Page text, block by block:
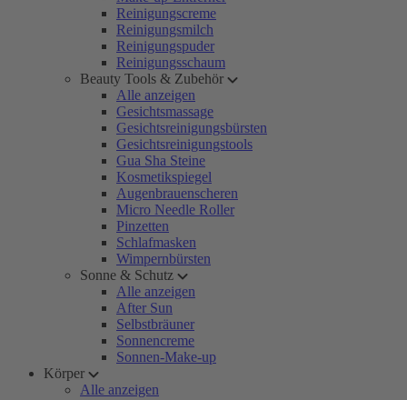
Reinigungscreme
Reinigungsmilch
Reinigungspuder
Reinigungsschaum
Beauty Tools & Zubehör
Alle anzeigen
Gesichtsmassage
Gesichtsreinigungsbürsten
Gesichtsreinigungstools
Gua Sha Steine
Kosmetikspiegel
Augenbrauenscheren
Micro Needle Roller
Pinzetten
Schlafmasken
Wimpernbürsten
Sonne & Schutz
Alle anzeigen
After Sun
Selbstbräuner
Sonnencreme
Sonnen-Make-up
Körper
Alle anzeigen